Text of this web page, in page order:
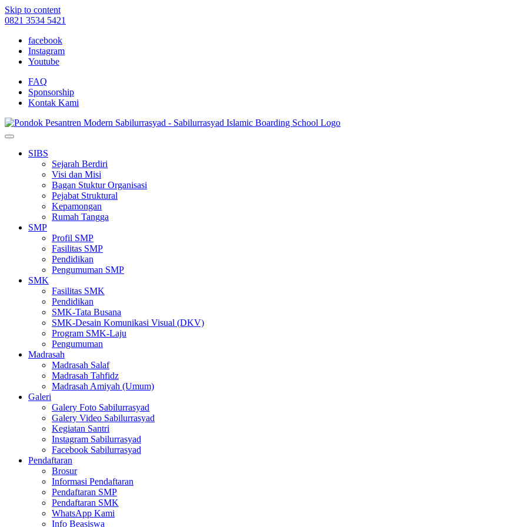
Skip to content
0821 3534 5421
facebook
Instagram
Youtube
FAQ
Sponsorship
Kontak Kami
SIBS
Sejarah Berdiri
Visi dan Misi
Bagan Stuktur Organisasi
Pejabat Struktural
Kepamongan
Rumah Tangga
SMP
Profil SMP
Fasilitas SMP
Pendidikan
Pengumuman SMP
SMK
Fasilitas SMK
Pendidikan
SMK-Tata Busana
SMK-Desain Komunikasi Visual (DKV)
Program SMK-Laju
Pengumuman
Madrasah
Madrasah Salaf
Madrasah Tahfidz
Madrasah Amiyah (Umum)
Galeri
Galery Foto Sabilurrasyad
Galery Video Sabilurrasyad
Kegiatan Santri
Instagram Sabilurrasyad
Facebook Sabilurrasyad
Pendaftaran
Brosur
Informasi Pendaftaran
Pendaftaran SMP
Pendaftaran SMK
WhatsApp Kami
Info Beasiswa